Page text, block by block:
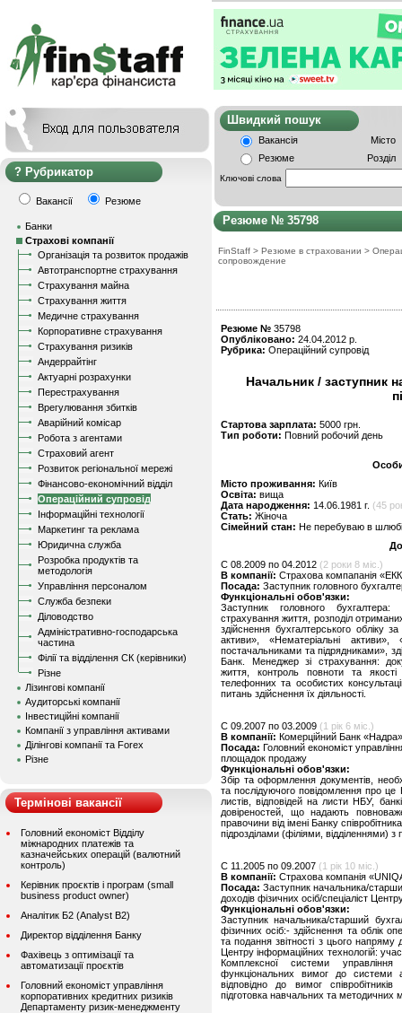
Рубрикатор
Вакансії Резюме
Банки
Страхові компанії
Організація та розвиток продажів
Автотранспортне страхування
Страхування майна
Страхування життя
Медичне страхування
Корпоративне страхування
Страхування ризиків
Андеррайтінг
Актуарні розрахунки
Перестрахування
Врегулювання збитків
Аварійний комісар
Робота з агентами
Страховий агент
Розвиток регіональної мережі
Фінансово-економічний відділ
Операційний супровід
Інформаційні технології
Маркетинг та реклама
Юридична служба
Розробка продуктів та
методологія
Управління персоналом
Служба безпеки
Діловодство
Адміністративно-господарська
частина
Філії та відділення СК (керівники)
Різне
Лізингові компанії
Аудиторські компанії
Інвестиційні компанії
Компанії з управління активами
Ділінгові компанії та Forex
Різне
Термінові вакансії
Головний економіст Відділу
міжнародних платежів та
казначейських операцій (валютний
контроль)
Керівник проєктів і програм (small
business product owner)
Аналітик Б2 (Analyst B2)
Директор відділення Банку
Фахівець з оптимізації та
автоматизації проєктів
Головний економіст управління
корпоративних кредитних ризиків
Департаменту ризик-менеджменту
Швидкий
Вакансія
Місто
Резюме
Розділ
Ключові слова
Резюме № 35798
FinStaff > Резюме в страховании >
сопровождение
Резюме № 35798
Опубліковано: 24.04.2012 р.
Рубрика: Операційний супровід
Начальник / заступник
Стартова зарплата: 5000 грн.
Тип роботи: Повний робочий день
Місто проживання: Київ
Освіта: вища
Дата народження: 14.06.1981 г. (45
Стать: Жіноча
Сімейний стан: Не перебуваю в
C 08.2009 по 04.2012 (2 роки 8 міс.)
В компанії: Страхова компапанія
Посада: Заступник головного
Функціональні обов'язки:
Заступник головного бухгалтера:
страхування життя, розподіл
здійснення бухгалтерського обліку
активи», «Нематеріальні
постачальниками та підрядниками»,
Банк. Менеджер зі страхування:
життя, контроль повноти та
телефонних та особистих
питань здійснення їх діяльності.
C 09.2007 по 03.2009 (1 рік 6 міс.)
В компанії: Комерційний Банк
Посада: Головний економіст
площадок продажу
Функціональні обов'язки:
Збір та оформлення документів,
та послідуючого повідомлення про це
листів, відповідей на листи НБУ,
довіреностей, що надають
правочини від імені Банку
підрозділами (філіями, відділеннями) з
C 11.2005 по 09.2007 (1 рік 10 міс.)
В компанії: Страхова компанія
Посада: Заступник начальника/
доходів фізичних осіб/спеціаліст
Функціональні обов'язки:
Заступник начальника/старший
фізичних осіб:- здійснення та облік
та подання звітності з цього напряму
Центру інформаційних технологій:
Комплексної системи
функціональних вимог до системи
відповідно до вимог
підготовка навчальних та методичних